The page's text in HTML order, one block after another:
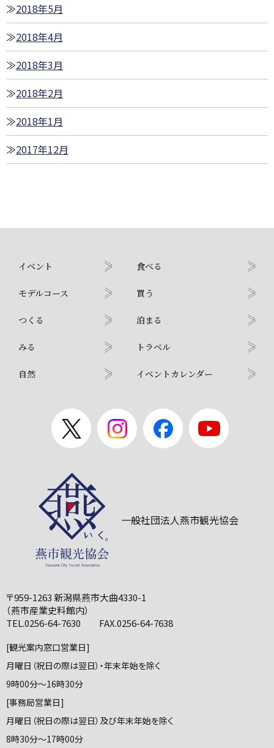
2018年5月
2018年4月
2018年3月
2018年2月
2018年1月
2017年12月
イベント
モデルコース
つくる
みる
自然
食べる
買う
泊まる
トラベル
イベントカレンダー
一般社団法人燕市観光協会
〒959-1263 新潟県燕市大曲4330-1
（燕市産業史料館内）
TEL.0256-64-7630 FAX.0256-64-7638
[観光案内窓口営業日]
月曜日（祝日の際は翌日）・年末年始を除く
9時00分～16時30分
[事務局営業日]
月曜日（祝日の際は翌日）及び年末年始を除く
8時30分～17時00分